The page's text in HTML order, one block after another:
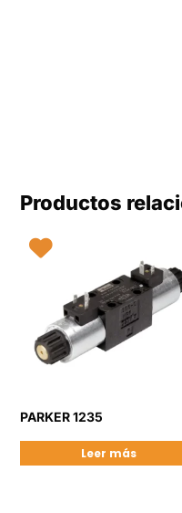
Productos
PARKER 1235
Leer más